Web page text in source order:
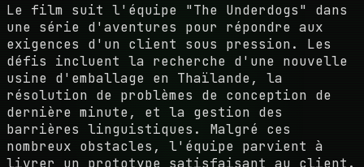
Le film suit l'équipe "The Underdogs" dans
une série d'aventures pour répondre aux
exigences d'un client sous pression. Les
défis incluent la recherche d'une nouvelle
usine d'emballage en Thaïlande, la
résolution de problèmes de conception de
dernière minute, et la gestion des
barrières linguistiques. Malgré ces
nombreux obstacles, l'équipe parvient à
livrer un prototype satisfaisant au client.